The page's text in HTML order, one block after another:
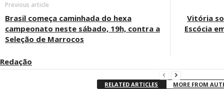
Previous article
Brasil começa caminhada do hexa
campeonato neste sábado, 19h, contra a
Seleção de Marrocos
Vitória
Escócia
Redação
RELATED ARTICLES MORE FROM